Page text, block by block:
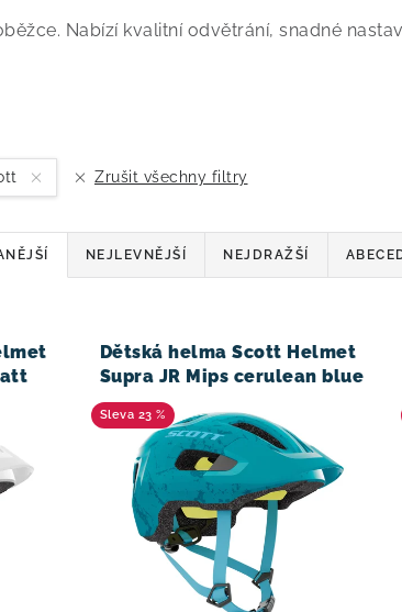
Nabízí kvalitní odvětrání, snadné
Zrušit všechny filtry
NEJLEVNĚJŠÍ NEJDRAŽŠÍ
Dětská helma Scott Helmet
Supra JR Mips cerulean blue
23 %